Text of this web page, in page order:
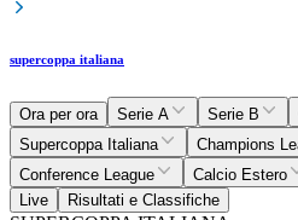
supercoppa italiana
Ora per ora Serie A Serie B
Supercoppa Italiana
Champions
Conference League
Calcio Estero
Live
Risultati e Classifiche